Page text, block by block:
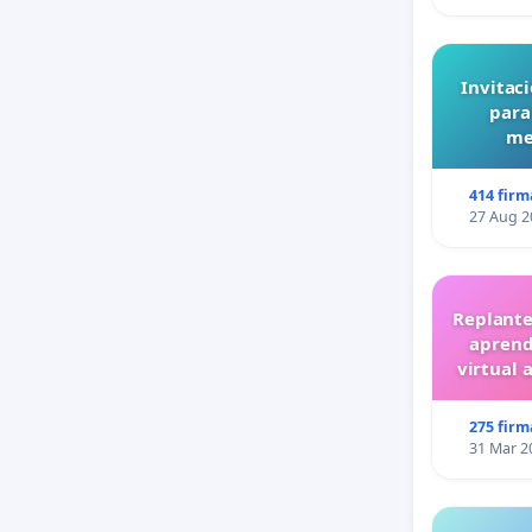
414
27 Aug
virtual
275
31 Mar